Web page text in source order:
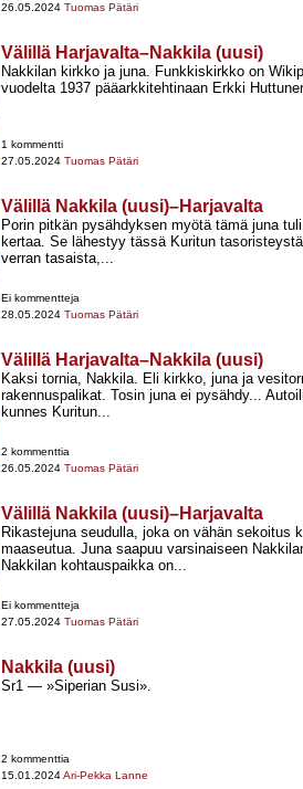
26.05.2024 Tuomas Pätäri
Välillä Harjavalta–Nakkila (uusi)
Nakkilan kirkko ja juna. Funkkiskirkko on
vuodelta 1937 pääarkkitehtinaan Erkki
1 kommentti
27.05.2024 Tuomas Pätäri
Välillä Nakkila (uusi)–Harjavalta
Porin pitkän pysähdyksen myötä tämä juna
kertaa. Se lähestyy tässä Kuritun
verran tasaista,...
Ei kommentteja
28.05.2024 Tuomas Pätäri
Välillä Harjavalta–Nakkila (uusi)
Kaksi tornia, Nakkila. Eli kirkko, juna ja
rakennuspalikat. Tosin juna ei pysähdy...
kunnes Kuritun...
2 kommenttia
26.05.2024 Tuomas Pätäri
Välillä Nakkila (uusi)–Harjavalta
Rikastejuna seudulla, joka on vähän sekoitus
maaseutua. Juna saapuu varsinaiseen
Nakkilan kohtauspaikka on...
Ei kommentteja
27.05.2024 Tuomas Pätäri
Nakkila (uusi)
Sr1 ― »Siperian Susi».
2 kommenttia
15.01.2024Ari-Pekka Lanne